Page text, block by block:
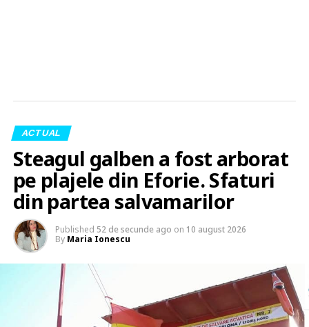
ACTUAL
Steagul galben a fost arborat
pe plajele din Eforie. Sfaturi
din partea salvamarilor
Published 52 de secunde ago on 10 august 2026
By Maria Ionescu